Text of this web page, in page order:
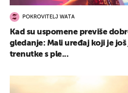
POKROVITELJ WATA
Kad su uspomene previše
gledanje: Mali uređaj koji je
trenutke s ple...